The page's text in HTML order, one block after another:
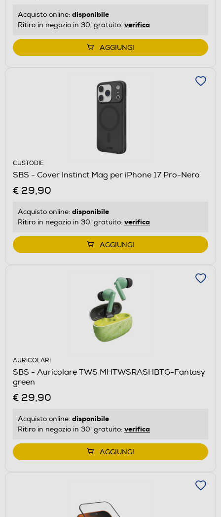
Acquisto online: disponibile
Ritiro in negozio in 30' gratuito: verifica
AGGIUNGI
CUSTODIE
SBS - Cover Instinct Mag per iPhone 17 Pro-Nero
€ 29,90
Acquisto online: disponibile
Ritiro in negozio in 30' gratuito: verifica
AGGIUNGI
AURICOLARI
SBS - Auricolare TWS MHTWSRASHBTG-Fantasy
green
€ 29,90
Acquisto online: disponibile
Ritiro in negozio in 30' gratuito: verifica
AGGIUNGI